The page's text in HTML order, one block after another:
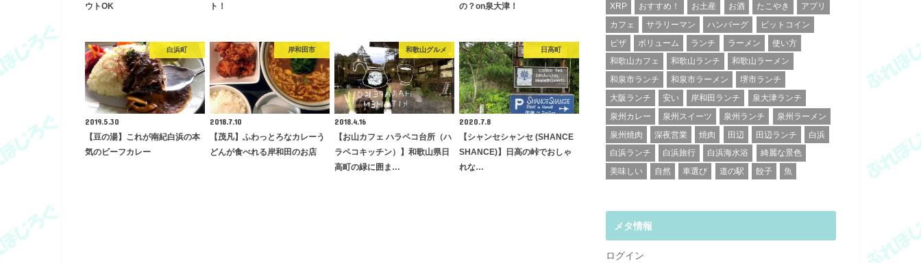
ウトOK
ト！
の？on泉大津！
白浜町
2019.5.30
【豆の湯】これが南紀白浜の本
気のビーフカレー
岸和田市
2018.7.10
【茂凡】ふわっとろなカレーう
どんが食べれる岸和田のお店
和歌山グルメ
2018.4.16
【お山カフェ ハラペコ台所（ハ
ラペコキッチン）】和歌山県日
高町の緑に囲ま…
日高町
2020.7.8
【シャンセシャンセ (SHANCE
SHANCE)】日高の峠でおしゃ
れな…
XRP おすすめ！ お土産 お酒 たこやき
アプリ
カフェ
サラリーマン ハンバーグ
ビットコイン
ピザ
ボリューム ランチ ラーメン
使い方
和歌山カフェ
和歌山ランチ
和歌山ラーメン
和泉市ランチ
和泉市ラーメン
堺市ランチ
大阪ランチ
安い 岸和田ランチ
泉大津ランチ
泉州カレー
泉州スイーツ 泉州ランチ
泉州ラーメン
泉州焼肉
深夜営業 焼肉 田辺 田辺ランチ
白浜
白浜ランチ
白浜旅行 白浜海水浴
綺麗な景色
美味しい
自然 車選び 道の駅 餃子 魚
メタ情報
ログイン